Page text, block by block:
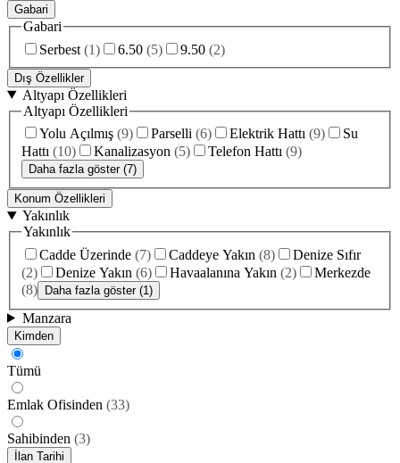
Gabari
Gabari
Serbest (1) 6.50 (5) 9.50 (2)
Dış Özellikler
Altyapı Özellikleri
Altyapı Özellikleri
Yolu Açılmış (9) Parselli (6) Elektrik Hattı (9)
Su
Hattı (10) Kanalizasyon (5) Telefon Hattı (9)
Daha fazla göster (7)
Konum Özellikleri
Yakınlık
Yakınlık
Cadde Üzerinde (7) Caddeye Yakın (8)
Denize Sıfır
(2) Denize Yakın (6) Havaalanına Yakın (2)
Merkezde
(8) Daha fazla göster (1)
Manzara
Kimden
Tümü
Emlak Ofisinden (33)
Sahibinden (3)
İlan Tarihi